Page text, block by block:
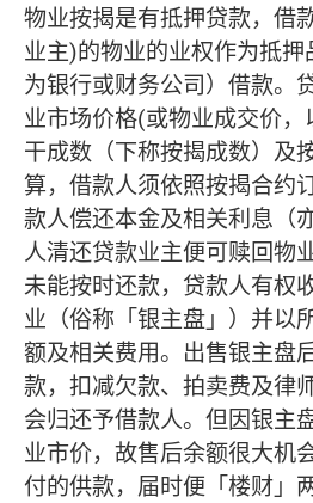
物业按揭是有抵押贷款，借
业主)的物业的业权作为抵
为银行或财务公司）借款。
业市场价格(或物业成交价
干成数（下称按揭成数）及
算，借款人须依照按揭合约
款人偿还本金及相关利息（
人清还贷款业主便可赎回物
未能按时还款，贷款人有权
业（俗称「银主盘」）并以
额及相关费用。出售银主盘
款，扣减欠款、拍卖费及律
会归还予借款人。但因银主
业市价，故售后余额很大机
付的供款，届时便「楼财」两